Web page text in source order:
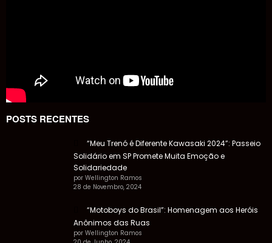
“Meu Trenó é Diferente Kawasaki 2024”: Passeio
Solidário em SP Promete Muita Emoção e
Solidariedade
por Wellington Ramos
“Motoboys do Brasil”: Homenagem aos Heróis
Anônimos das Ruas